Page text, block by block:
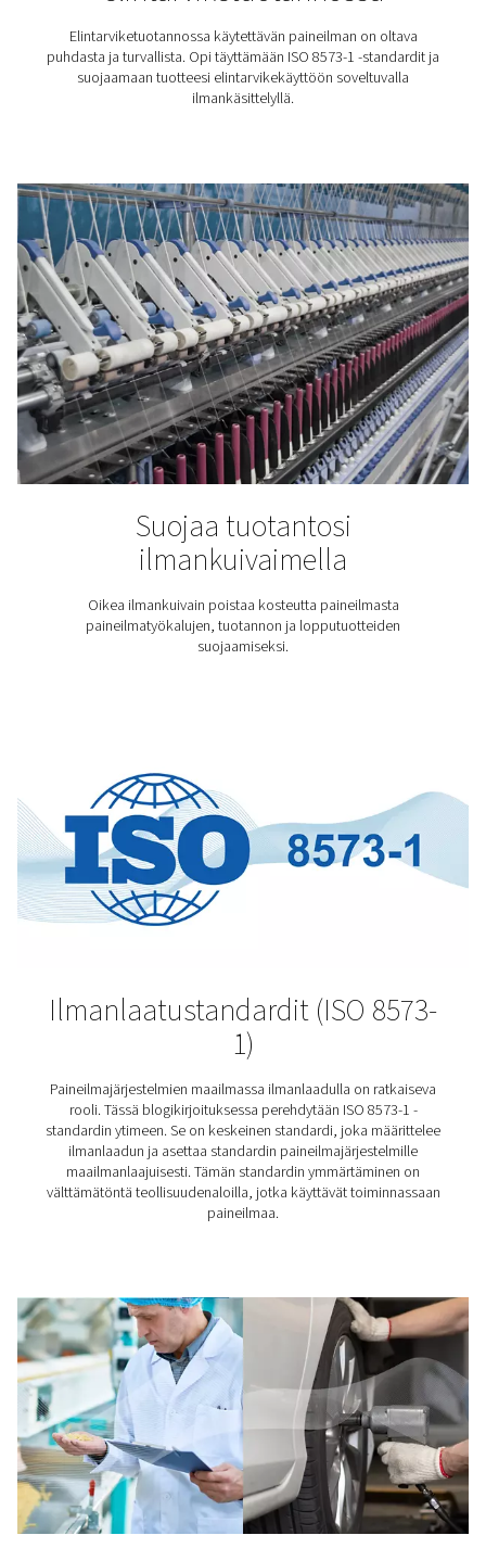
Paineilman kosteus:
ongelmat ja niiden
Paineilman sisältämä kosteus voi aiheuttaa
seisokkeja. Lue, mistä se johtuu ja miten vesi
ilmankuivaimilla, viemäreillä ja kastepisteen
Painekastepisteen
ymmärtäminen
Tutustu syvälle painekastepisteen (PDP)
paineilmakuivainten yhteydessä. Tutustu
painekastepisteiden eroihin ja ymmärrä, miksi
kannalta. Tärkeää lukemista niille, jotka haluavat
paineilmajärjestelmiään parhaalla mahdollisella